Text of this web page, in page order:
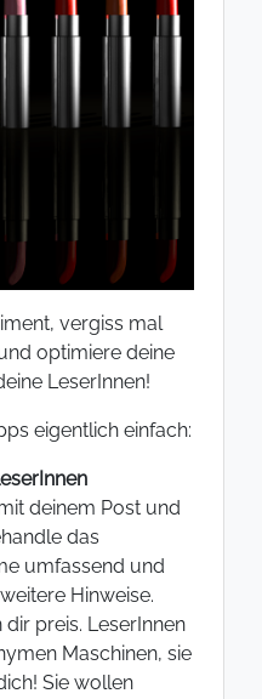
vergiss mal
optimiere deine
LeserInnen!
eigentlich einfach:
deinem Post und
das
umfassend und
Hinweise.
preis. LeserInnen
Maschinen, sie
Sie wollen